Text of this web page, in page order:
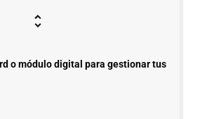
o módulo digital para gestionar tus